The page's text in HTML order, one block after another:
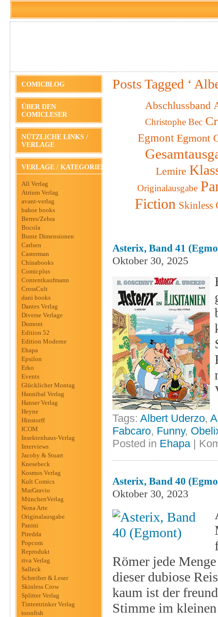
COMICBLOG
ÜBER DEN
COMICLESER
NÜTZLICHE LINKS /
VERLAGE
VERLAGE / KATEGORIEN
All Verlag
Atrium Verlag
avant-verlag
bahoe books
Berres/Zebra
Bocola
Bunte Dimensionen
Carlsen
Casterman
Chinabooks
Comicplus
Contentkaufmann
CrossCult
dani books
Dantes Verlag
Diverse Verlage
Dumont
Edition 52
Edition Moderne
Ehapa
Epsilon
Erko
Events
Glücklicher Montag
Hannibal Verlag
Hanser Verlag
Heyne
Hinstorff
ICOM
Insektenhaus-Verlag
Interviews
Jacoby & Stuart
Knesebeck
Kosmos Verlag
Kult Comics
MarGravio
MünchenVerlag
Nona Arte
Originalausgabe
Panini
Piredda
Popcom
Reprodukt
riva Verlag
Salleck
Schreiber & Leser
Skinless Crow
Splitter Verlag
Tintentrinker Verlag
toonfish
Posts Tagged ‘
Abschlussband
Christophe Bec
Egmont Egmont
Lemire
Originalausgabe
Fiction Skinless
Asterix, Band 41
Oktober 30, 2025
Tags: Albert Uderzo,
Fabcaro, Funny,
Posted in Ehapa |
Asterix, Band 40
Oktober 30, 2023
Römer jede
dieser dubiose
kaum ist der
Stimme im